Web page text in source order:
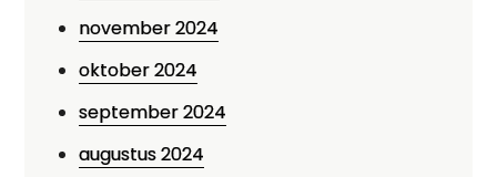
november 2024
oktober 2024
september 2024
augustus 2024